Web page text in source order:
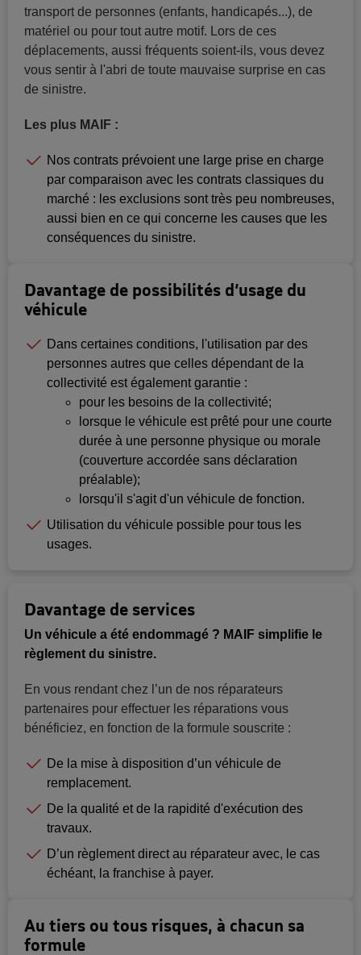
transport de personnes (enfants, handicapés...), de
matériel ou pour tout autre motif. Lors de ces
déplacements, aussi fréquents soient-ils, vous devez
vous sentir à l'abri de toute mauvaise surprise en cas
de sinistre.
Les plus MAIF :
Nos contrats prévoient une large prise en charge
par comparaison avec les contrats classiques du
marché : les exclusions sont très peu nombreuses,
aussi bien en ce qui concerne les causes que les
conséquences du sinistre.
Davantage de possibilités d’usage du
véhicule
Dans certaines conditions, l'utilisation par des
personnes autres que celles dépendant de la
collectivité est également garantie :
pour les besoins de la collectivité;
lorsque le véhicule est prêté pour une courte
durée à une personne physique ou morale
(couverture accordée sans déclaration
préalable);
lorsqu'il s'agit d'un véhicule de fonction.
Utilisation du véhicule possible pour tous les
usages.
Davantage de services
Un véhicule a été endommagé ? MAIF simplifie le
règlement du sinistre.
En vous rendant chez l’un de nos réparateurs
partenaires pour effectuer les réparations vous
bénéficiez, en fonction de la formule souscrite :
De la mise à disposition d’un véhicule de
remplacement.
De la qualité et de la rapidité d'exécution des
travaux.
D’un règlement direct au réparateur avec, le cas
échéant, la franchise à payer.
Au tiers ou tous risques, à chacun sa
formule